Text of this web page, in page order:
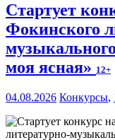
Стартует
Фокинского
моя ясная» 12+
04.08.2026 Конкурсы,